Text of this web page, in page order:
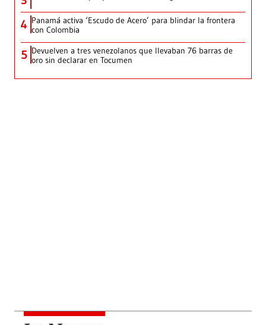
4 Panamá activa ‘Escudo de Acero’ para blindar la frontera
con Colombia
5 Devuelven a tres venezolanos que llevaban 76 barras de
oro sin declarar en Tocumen